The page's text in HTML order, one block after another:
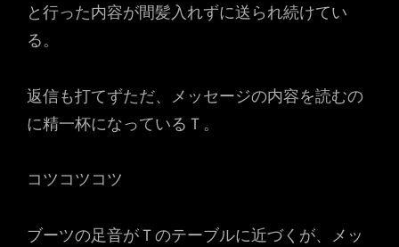
と行った内容が間髪入れずに送られ続けてい
る。
返信も打てずただ、メッセージの内容を読むの
に精一杯になっているＴ。
コツコツコツ
ブーツの足音がＴのテーブルに近づくが、メッ